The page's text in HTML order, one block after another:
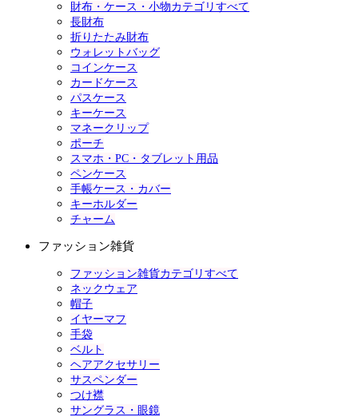
財布・ケース・小物カテゴリすべて
長財布
折りたたみ財布
ウォレットバッグ
コインケース
カードケース
パスケース
キーケース
マネークリップ
ポーチ
スマホ・PC・タブレット用品
ペンケース
手帳ケース・カバー
キーホルダー
チャーム
ファッション雑貨
ファッション雑貨カテゴリすべて
ネックウェア
帽子
イヤーマフ
手袋
ベルト
ヘアアクセサリー
サスペンダー
つけ襟
サングラス・眼鏡